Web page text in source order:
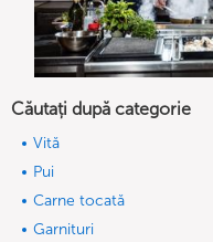
Căutați după categorie
Vită
Pui
Carne tocată
Garnituri